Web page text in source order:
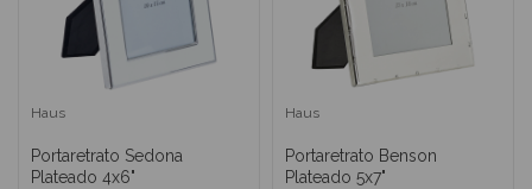
Haus
Portaretrato Sedona
Plateado 4x6"
Haus
Portaretrato Benson
Plateado 5x7"